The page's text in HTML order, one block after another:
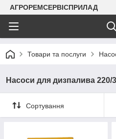
АГРОРЕМСЕРВІСПРИЛАД
Товари та послуги
Насоси для дизпалива 220/
Сортування